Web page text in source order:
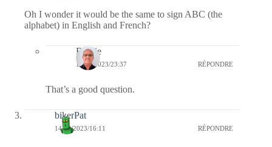
Oh I wonder it would be the same to sign ABC (the
alphabet) in English and French?
Bernie
14/09/2023/23:37 RÉPONDRE
That’s a good question.
bikerPat
14/09/2023/16:11 RÉPONDRE